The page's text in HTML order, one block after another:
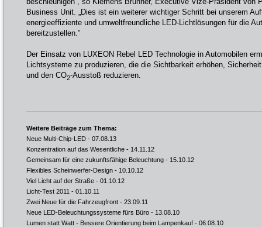
Business Unit. „Dies ist ein weiterer wichtiger Schritt bei unserem
energieeffiziente und umweltfreundliche LED-Lichtlösungen für die
bereitzustellen.”
Der Einsatz von LUXEON Rebel LED Technologie in Automobilen
Lichtsysteme zu produzieren, die die Sichtbarkeit erhöhen,
und den CO2-Ausstoß reduzieren.
Weitere Beiträge zum Thema:
Neue Multi-Chip-LED - 07.08.13
Konzentration auf das Wesentliche - 14.11.12
Gemeinsam für eine zukunftsfähige Beleuchtung - 15.10.12
Flexibles Scheinwerfer-Design - 10.10.12
Viel Licht auf der Straße - 01.10.12
Licht-Test 2011 - 01.10.11
Zwei Neue für die Fahrzeugfront - 23.09.11
Neue LED-Beleuchtungssysteme fürs Büro - 13.08.10
Lumen statt Watt - Bessere Orientierung beim Lampenkauf - 06.08.10